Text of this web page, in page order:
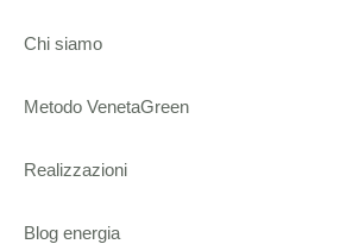
Chi siamo
Metodo VenetaGreen
Realizzazioni
Blog energia